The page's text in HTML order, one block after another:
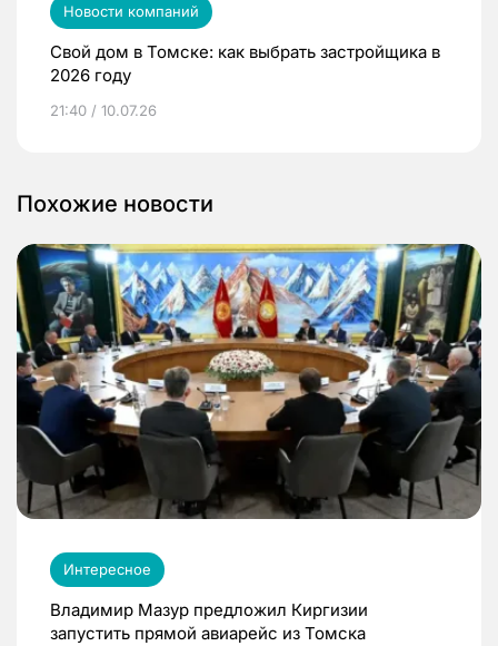
Новости компаний
Свой дом в Томске: как выбрать застройщика в
2026 году
21:40 / 10.07.26
Похожие новости
Интересное
Владимир Мазур предложил Киргизии
запустить прямой авиарейс из Томска